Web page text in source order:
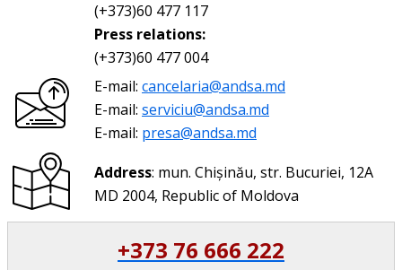
(+373)60 477 117
Press relations:
(+373)60 477 004
E-mail: cancelaria@andsa.md
E-mail: serviciu@andsa.md
E-mail: presa@andsa.md
Address: mun. Chișinău, str. Bucuriei, 12A
MD 2004, Republic of Moldova
+373 76 666 222